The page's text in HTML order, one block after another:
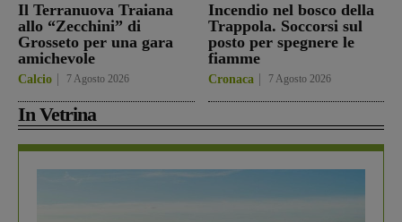
Il Terranuova Traiana
allo “Zecchini” di
Grosseto per una gara
amichevole
Calcio 7 Agosto 2026
Incendio nel bosco della
Trappola. Soccorsi sul
posto per spegnere le
fiamme
Cronaca 7 Agosto 2026
In Vetrina